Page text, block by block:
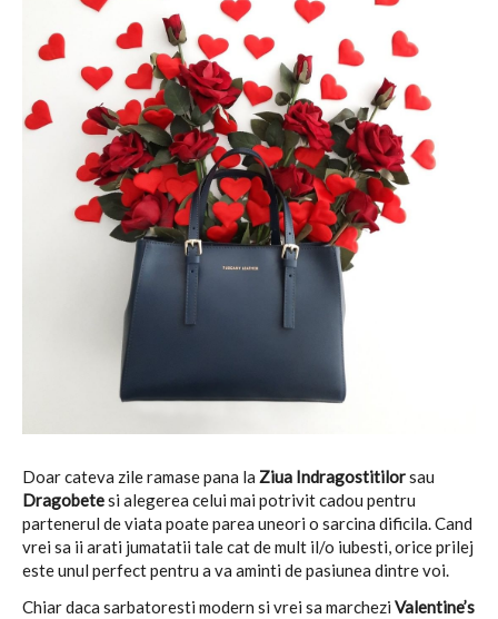
Doar cateva zile ramase pana la Ziua Indragostitilorsau
Dragobetesi alegerea celui mai potrivit cadou pentru
partenerul de viata poate parea uneori o sarcina dificila. Cand
vrei sa ii arati jumatatii tale cat de mult il/o iubesti, orice prilej
este unul perfect pentru a va aminti de pasiunea dintre voi.
Chiar daca sarbatoresti modern si vrei sa marchezi Valentine’s